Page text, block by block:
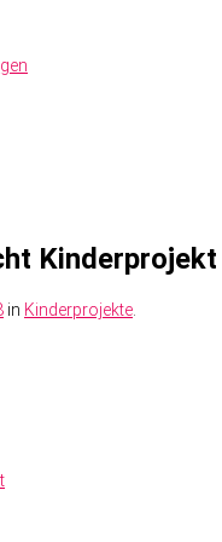
in Kinderprojekte